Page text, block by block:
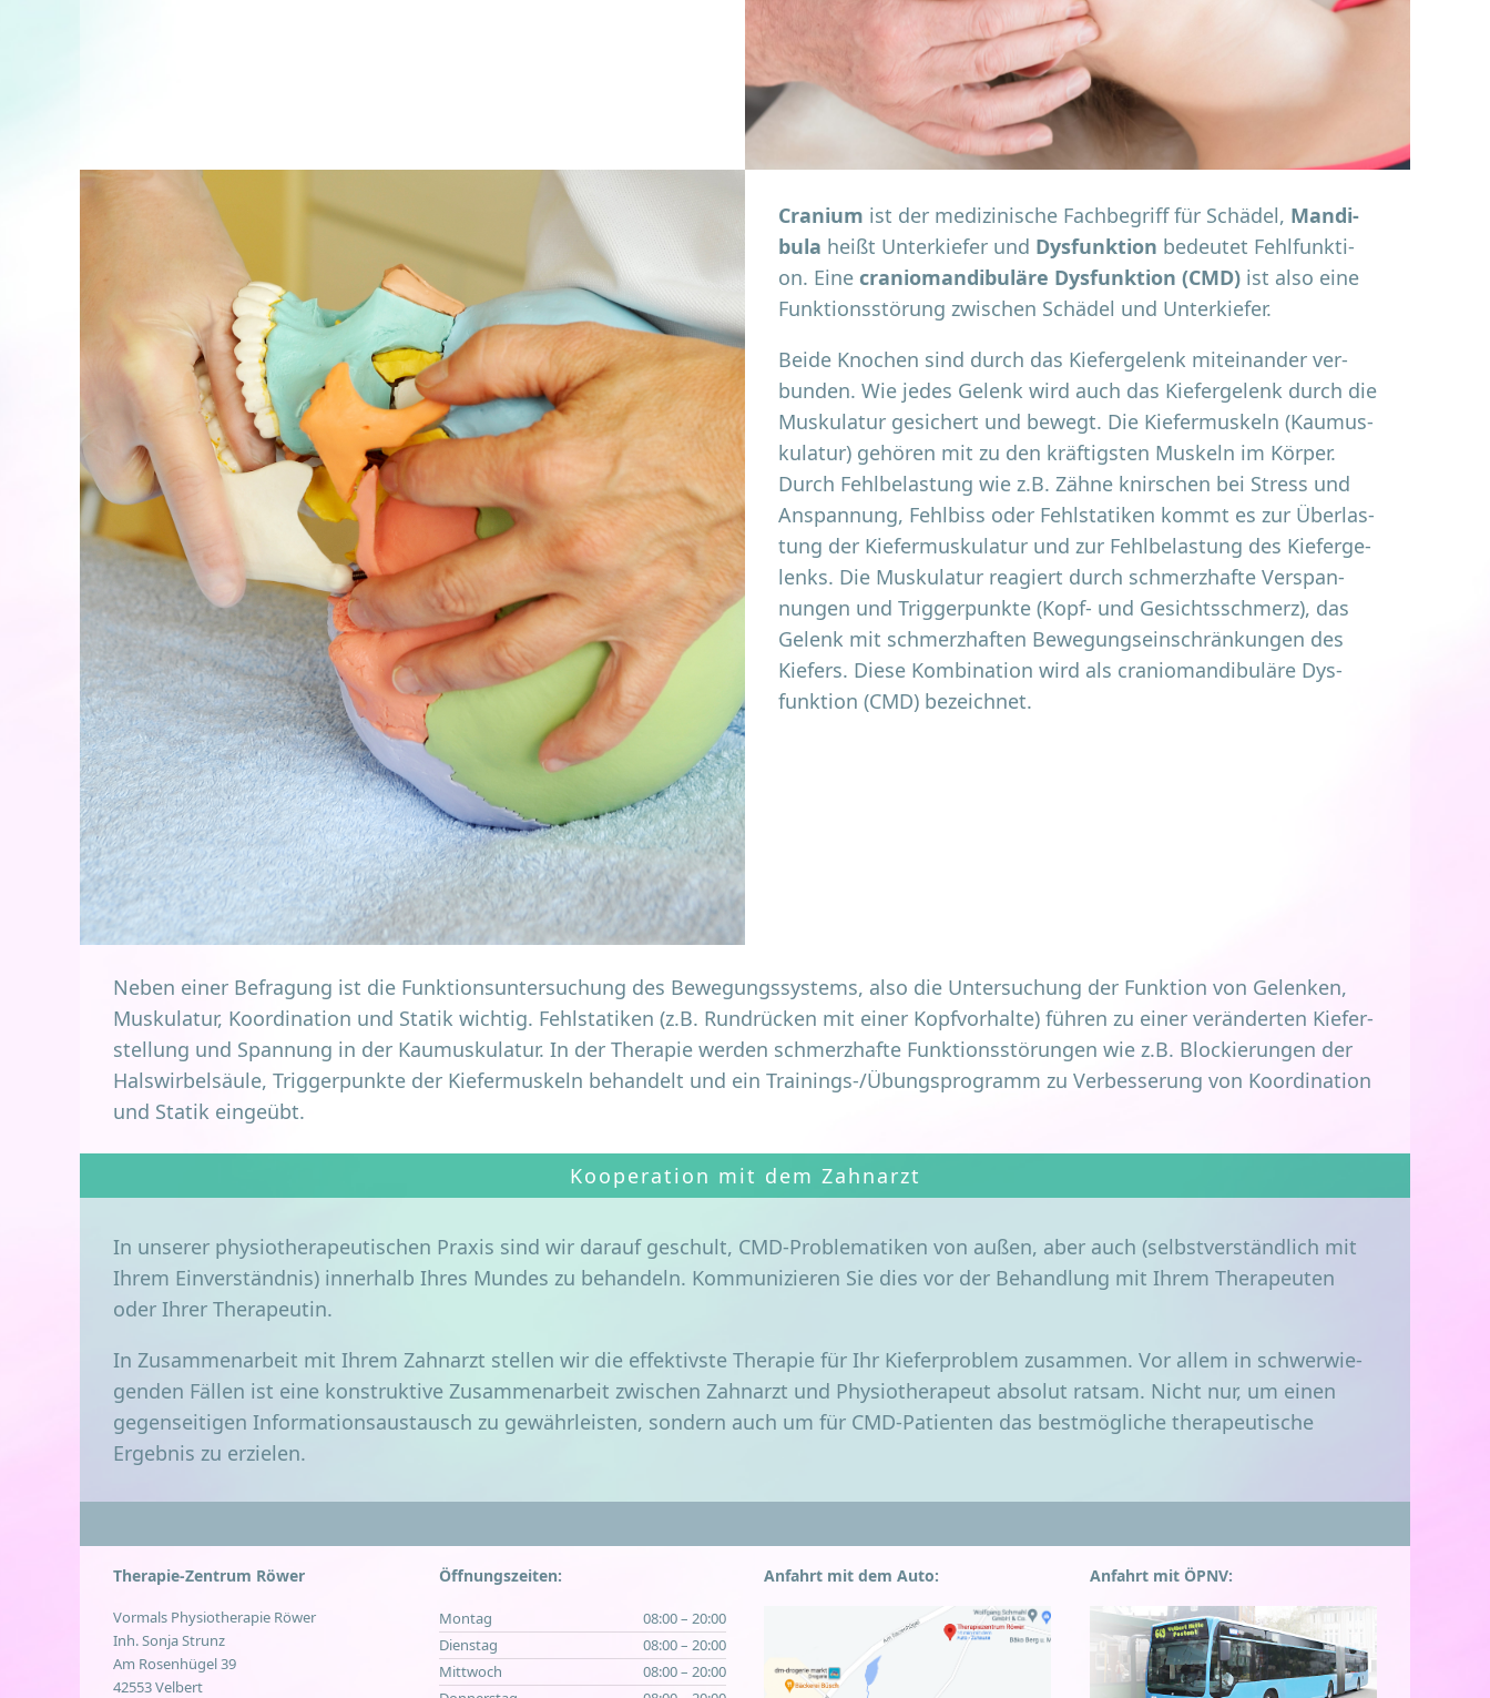
Cra­ni­um ist der medi­zi­ni­sche Fach­be­griff für Schä­del, Man­di­
bu­la heißt Unter­kie­fer und Dys­funk­ti­on bedeu­tet Fehl­funk­ti­
on. Eine cra­nio­man­di­bu­lä­re Dys­funk­ti­on (CMD) ist also eine
Funk­ti­ons­stö­rung zwi­schen Schä­del und Unterkiefer.
Bei­de Kno­chen sind durch das Kie­fer­ge­lenk mit­ein­an­der ver­
bun­den. Wie jedes Gelenk wird auch das Kie­fer­ge­lenk durch die
Mus­ku­la­tur gesi­chert und bewegt. Die Kie­fer­mus­keln (Kau­mus­
ku­la­tur) gehö­ren mit zu den kräf­tigs­ten Mus­keln im Kör­per.
Durch Fehl­be­las­tung wie z.B. Zäh­ne knir­schen bei Stress und
Anspan­nung, Fehl­biss oder Fehl­sta­ti­ken kommt es zur Über­las­
tung der Kie­fer­mus­ku­la­tur und zur Fehl­be­las­tung des Kie­fer­ge­
lenks. Die Mus­ku­la­tur reagiert durch schmerz­haf­te Ver­span­
nun­gen und Trig­ger­punk­te (Kopf- und Gesichts­schmerz), das
Gelenk mit schmerz­haf­ten Bewe­gungs­ein­schrän­kun­gen des
Kie­fers. Die­se Kom­bi­na­ti­on wird als cra­nio­man­di­bu­lä­re Dys­
funk­ti­on (CMD) bezeichnet.
Neben einer Befra­gung ist die Funk­ti­ons­un­ter­su­chung des Bewe­gungs­sys­tems, also die Unter­su­chung der Funk­ti­on von Gelen­ken,
Mus­ku­la­tur, Koor­di­na­ti­on und Sta­tik wich­tig. Fehl­sta­ti­ken (z.B. Rund­rü­cken mit einer Kopf­vor­hal­te) füh­ren zu einer ver­än­der­ten Kie­fer­
stel­lung und Span­nung in der Kau­mus­ku­la­tur. In der The­ra­pie wer­den schmerz­haf­te Funk­ti­ons­stö­run­gen wie z.B. Blo­ckie­run­gen der
Hals­wir­bel­säu­le, Trig­ger­punk­te der Kie­fer­mus­keln behan­delt und ein Trai­nings-/Übungs­pro­gramm zu Ver­bes­se­rung von Koor­di­na­ti­on
und Sta­tik eingeübt.
Kooperation mit dem Zahnarzt
In unse­rer phy­sio­the­ra­peu­ti­schen Pra­xis sind wir dar­auf geschult, CMD-Pro­ble­ma­ti­ken von außen, aber auch (selbst­ver­ständ­lich mit
Ihrem Ein­ver­ständ­nis) inner­halb Ihres Mun­des zu behan­deln. Kom­mu­ni­zie­ren Sie dies vor der Behand­lung mit Ihrem The­ra­peu­ten
oder Ihrer Therapeutin.
In Zusam­men­ar­beit mit Ihrem Zahn­arzt stel­len wir die effek­tivs­te The­ra­pie für Ihr Kie­fer­pro­blem zusam­men. Vor allem in schwer­wie­
gen­den Fäl­len ist eine kon­struk­ti­ve Zusam­men­ar­beit zwi­schen Zahn­arzt und Physio­thera­peut abso­lut rat­sam. Nicht nur, um einen
gegen­sei­ti­gen Infor­ma­ti­ons­aus­tausch zu gewähr­leis­ten, son­dern auch um für CMD-Pati­en­ten das best­mög­li­che the­ra­peu­ti­sche
Ergeb­nis zu erzielen.
Therapie-Zentrum Röwer
Vormals Physiotherapie Röwer
Inh. Sonja Strunz
Am Rosenhügel 39
42553 Velbert
Öffnungszeiten:
Montag
08:00 – 20:00
Dienstag
08:00 – 20:00
Mittwoch
08:00 – 20:00
Anfahrt mit dem Auto: Anfahrt mit ÖPNV: